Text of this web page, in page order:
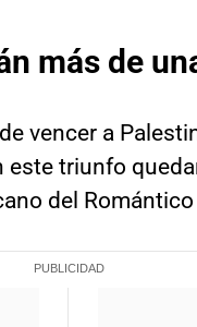
más de
vencer a
este triunfo
del